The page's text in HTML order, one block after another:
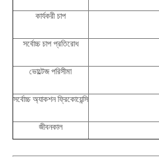
কার্যকরী চাপ
সর্বোচ্চ চাপ প্রতিরোধ
ভোল্টেজ পরিসীমা
সর্বোচ্চ অ্যাকশন ফ্রিকোয়েন্সি
জীবনকাল